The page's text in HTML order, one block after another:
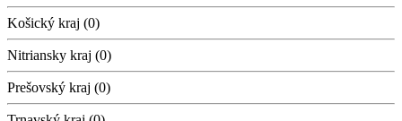
Košický kraj (0)
Nitriansky kraj (0)
Prešovský kraj (0)